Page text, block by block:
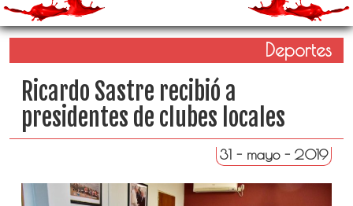
Deportes
Ricardo Sastre recibió a
presidentes de clubes locales
31 - mayo - 2019